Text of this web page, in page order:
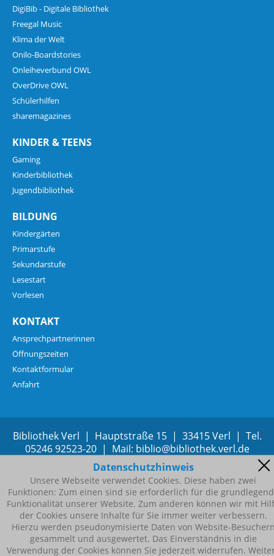
DigiBib - Digitale Bibliothek
Freegal Music
Klima der Welt
Onilo-Boardstories
Onleiheverbund OWL
OverDrive OWL
Schülerhilfen
sharemagazines
KINDER & TEENS
Gaming
Kinderbibliothek
Jugendbibliothek
BILDUNG
Kindergärten
Primarstufe
Sekundarstufe
Lesestart
Vorlesen
KONTAKT
Ansprechpartnerinnen
Öffnungszeiten
Kontaktformular
Anfahrt
Bibliothek Verl | Hauptstraße 15 | 33415 Verl | Tel.
05246 92523-20 | Mail: b bl b bl th k v rl d
Datenschutzhinweis
Unsere Webseite verwendet Cookies. Diese haben zwei
Funktionen: Zum einen sind sie erforderlich für die
Funktionalität unserer Website. Zum anderen können wir mit
der Cookies unsere Inhalte für Sie immer weiter verbessern.
Hierzu werden pseudonymisierte Daten von Website-
gesammelt und ausgewertet. Das Einverständnis in die
Verwendung der Cookies können Sie jederzeit widerrufen.